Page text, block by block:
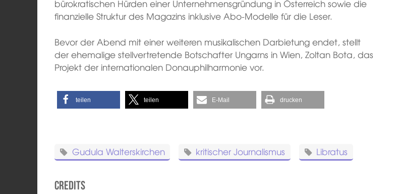
bürokratischen Hürden einer Unternehmensgründung in Österreich sowie die
finanzielle Struktur des Magazins inklusive Abo-Modelle für die Leser.
Bevor der Abend mit einer weiteren musikalischen Darbietung endet, stellt
der ehemalige stellvertretende Botschafter Ungarns in Wien, Zoltan Bota, das
Projekt der internationalen Donauphilharmonie vor.
teilen teilen E-Mail drucken
Gudula Walterskirchen kritischer Journalismus Libratus
Credits